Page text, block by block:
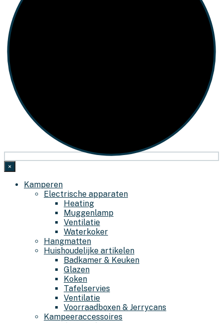
×
Kamperen
Electrische apparaten
Heating
Muggenlamp
Ventilatie
Waterkoker
Hangmatten
Huishoudelijke artikelen
Badkamer & Keuken
Glazen
Koken
Tafelservies
Ventilatie
Voorraadboxen & Jerrycans
Kampeeraccessoires